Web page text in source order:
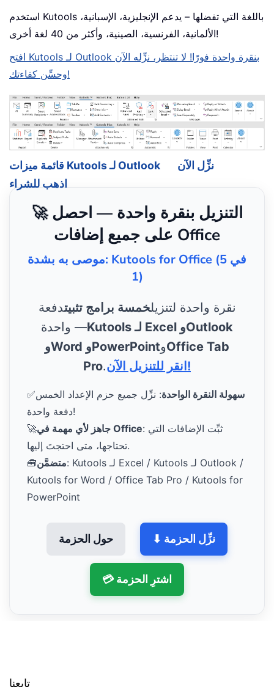
استخدم Kutools باللغة التي تفضلها – يدعم الإنجليزية، الإسبانية،
الألمانية، الفرنسية، الصينية، وأكثر من 40 لغة أخرى!
افتح Kutools لـ Outlook بنقرة واحدة فورًا! لا تنتظر، نزِّله الآن
وحسِّن كفاءتك!
قائمة ميزات Kutools لـ Outlook
نزِّل الآن
اذهب للشراء
🚀 التنزيل بنقرة واحدة — احصل
على جميع إضافات Office
موصى به بشدة: Kutools for Office (5 في
1)
نقرة واحدة لتنزيلخمسة برامج تثبيتدفعة
واحدة —Kutools لـ Excel وOutlook
وWord وPowerPointوOffice Tab
Pro. انقر للتنزيل الآن!
✅ سهولة النقرة الواحدة: نزِّل جميع حزم الإعداد الخمس
دفعة واحدة!
🚀
جاهز لأي مهمة في Office: ثبِّت الإضافات التي
تحتاجها، متى احتجتَ إليها.
🧰متضمَّن: Kutools لـ Excel / Kutools لـ Outlook /
Kutools for Word / Office Tab Pro / Kutools for
PowerPoint
حول الحزمة ⬇ نزِّل الحزمة
💳 اشترِ الحزمة
تابعنا